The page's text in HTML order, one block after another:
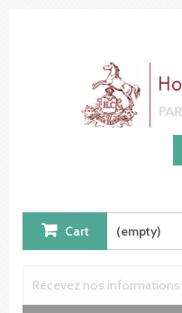
Cart (empty)